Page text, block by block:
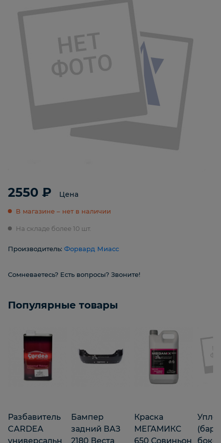
2550 ₽ Цена
В магазине – нет в наличии
На складе более 10 шт.
Производитель: Форвард Миасс
Сомневаетесь? Есть вопросы? Звоните!
Популярные товары
Разбавитель
CARDEA
универсальн
Бампер
задний ВАЗ
2180 Веста
Краска
МЕГАМИКС
650 Совиньон